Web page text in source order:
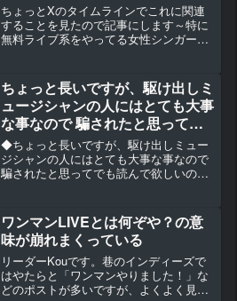
ちょっとXのタイムラインでこれに関連
することを見たので記事にします～特に
無料ライブ系をやってる女性シンガーの
取り合いになってる感はあります。その
中でオーディエンスとの距...
ちょっと長いですが、駆け出しミ
ュージシャンの人にはとても大事
な事なので 騙されたと思ってで
も読んで欲しいのです!!!
◆ちょっと長いですが、駆け出しミュー
ジシャンの人にはとても大事な事なので
騙されたと思ってでも読んで欲しいので
のYouTubeの歴史を見てもらえばわかり
ます。ド素人...
ワンマンLIVEとは何ぞや？の意
味が崩れまくっている
リーダーKouです。巷のインディーズで
はやたらと「ワンマンやりました！」な
どのポストが多いですが、よくよく見て